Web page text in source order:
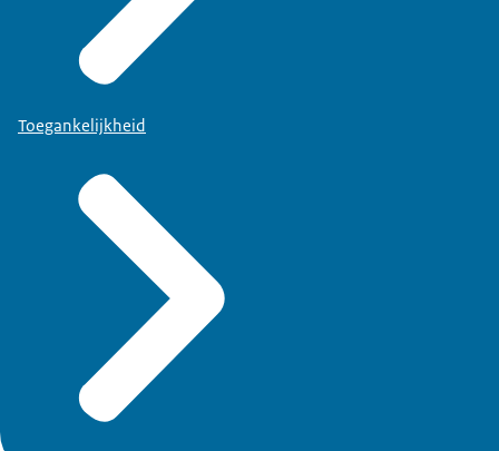
Toegankelijkheid